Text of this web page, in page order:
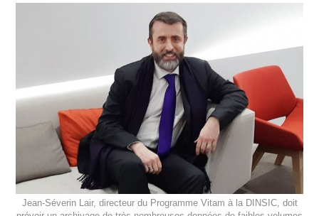
Jean-Séverin Lair, directeur du Programme Vitam à la DINSIC, doit